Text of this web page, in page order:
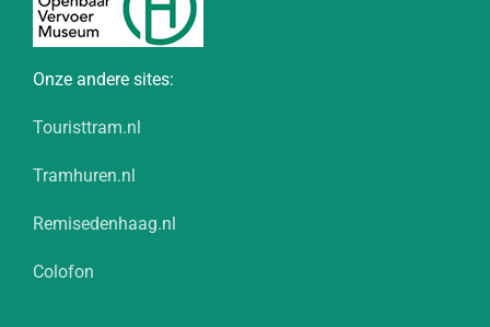
Onze andere sites:
Touristtram.nl
Tramhuren.nl
Remisedenhaag.nl
Colofon